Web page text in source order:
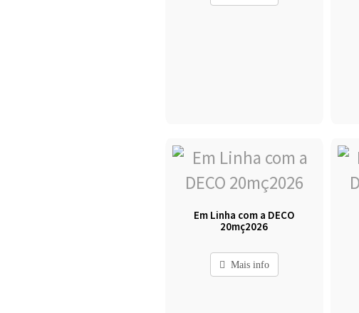
Em Linha com a DECO
20mç2026
Mais info